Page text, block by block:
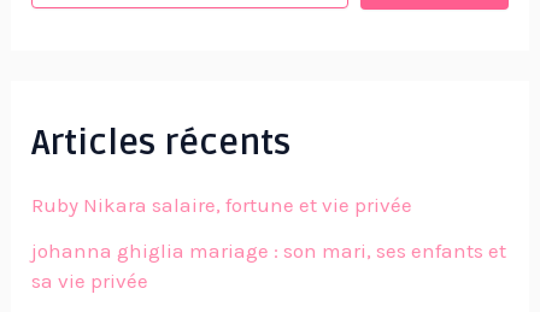
Articles récents
Ruby Nikara salaire, fortune et vie privée
johanna ghiglia mariage : son mari, ses enfants et
sa vie privée